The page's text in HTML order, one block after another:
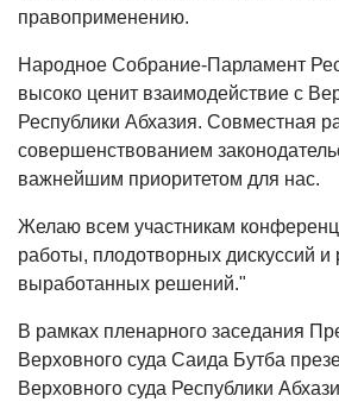
правоприменению.
Народное Собрание-Парламент
высоко ценит взаимодействие с
Республики Абхазия. Совместная
совершенствованием
важнейшим приоритетом для нас.
Желаю всем участникам
работы, плодотворных дискуссий и
выработанных решений."
В рамках пленарного заседания
Верховного суда Саида Бутба
Верховного суда Республики